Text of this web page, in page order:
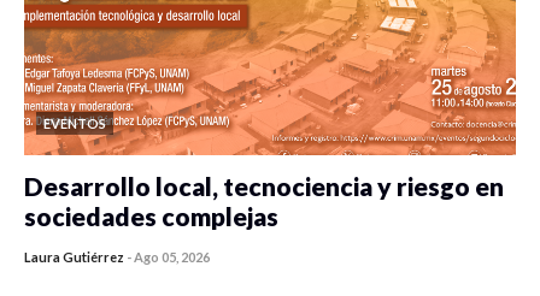
EVENTOS
Desarrollo local, tecnociencia y riesgo en
sociedades complejas
Laura Gutiérrez -Ago 05, 2026